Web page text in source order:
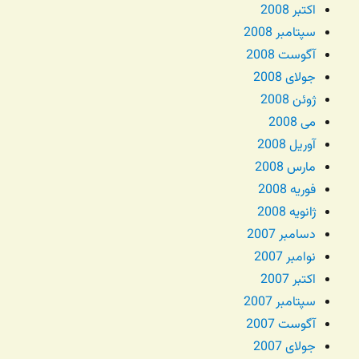
اکتبر 2008
سپتامبر 2008
آگوست 2008
جولای 2008
ژوئن 2008
می 2008
آوریل 2008
مارس 2008
فوریه 2008
ژانویه 2008
دسامبر 2007
نوامبر 2007
اکتبر 2007
سپتامبر 2007
آگوست 2007
جولای 2007